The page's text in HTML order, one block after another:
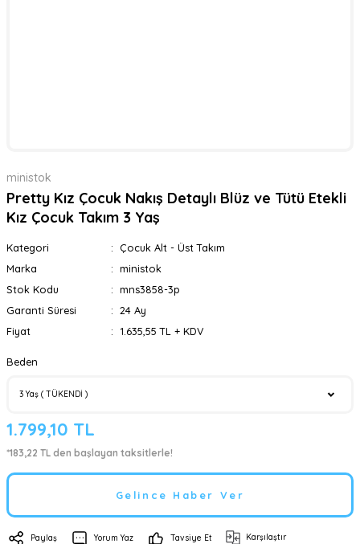
ministok
Pretty Kız Çocuk Nakış Detaylı Blüz ve Tütü Etekli
Kız Çocuk Takım 3 Yaş
Kategori
Çocuk Alt - Üst Takım
Marka
ministok
Stok Kodu
mns3858-3p
Garanti Süresi
24 Ay
Fiyat
1.635,55 TL + KDV
Beden
1.799,10 TL
*183,22 TL den başlayan taksitlerle!
Gelince Haber Ver
Paylaş Yorum Yaz Tavsiye Et Karşılaştır